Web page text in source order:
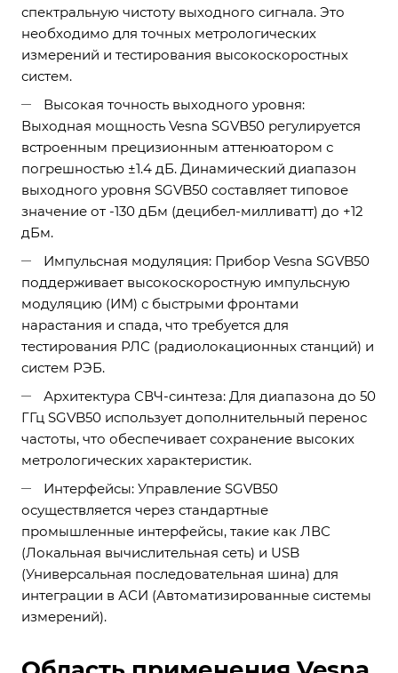
спектральную чистоту выходного сигнала. Это
необходимо для точных метрологических
измерений и тестирования высокоскоростных
систем.
Высокая точность выходного уровня:
Выходная мощность Vesna SGVB50 регулируется
встроенным прецизионным аттенюатором с
погрешностью ±1.4 дБ. Динамический диапазон
выходного уровня SGVB50 составляет типовое
значение от -130 дБм (децибел-милливатт) до +12
дБм.
Импульсная модуляция: Прибор Vesna SGVB50
поддерживает высокоскоростную импульсную
модуляцию (ИМ) с быстрыми фронтами
нарастания и спада, что требуется для
тестирования РЛС (радиолокационных станций) и
систем РЭБ.
Архитектура СВЧ-синтеза: Для диапазона до 50
ГГц SGVB50 использует дополнительный перенос
частоты, что обеспечивает сохранение высоких
метрологических характеристик.
Интерфейсы: Управление SGVB50
осуществляется через стандартные
промышленные интерфейсы, такие как ЛВС
(Локальная вычислительная сеть) и USB
(Универсальная последовательная шина) для
интеграции в АСИ (Автоматизированные системы
измерений).